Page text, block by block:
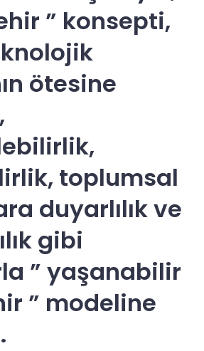
” konsepti,
ötesine
toplumsal
duyarlılık ve
gibi
” yaşanabilir
” modeline